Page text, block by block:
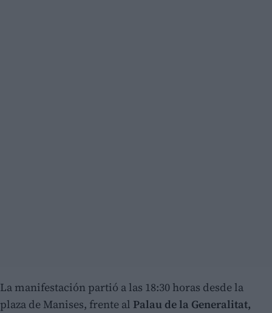
La manifestación partió a las 18:30 horas desde la
plaza de Manises, frente al Palau de la Generalitat,